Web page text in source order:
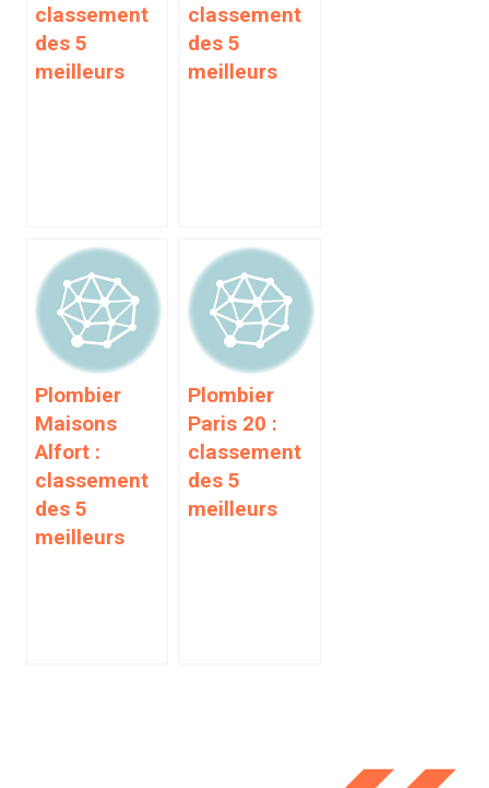
classement
des 5
meilleurs
classement
des 5
meilleurs
Plombier
Maisons
Alfort :
classement
des 5
meilleurs
Plombier
Paris 20 :
classement
des 5
meilleurs